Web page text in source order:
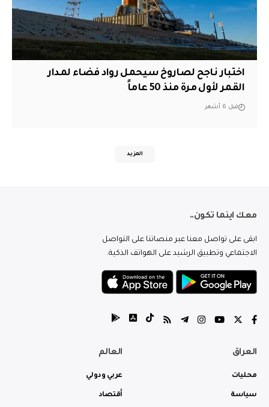
اختبار ناجح لصاروخ سيحمل رواد فضاء لمدار
القمر لأول مرة منذ 50 عاماً
قبل 6 أشهر
المزيد
معك اينما تكون..
ابقى على تواصل معنا عبر منصاتنا على التواصل
الاجتماعي وتطبيق الرشيد على الهواتف الذكية.
العراق
محليات
سياسة
العالم
عربي ودولي
أقتصاد